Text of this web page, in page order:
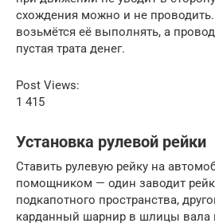
схождения можно и не
возьмётся её выполнять, а
пустая трата денег.
Post Views:
1 415
Установка рулевой рейки
Ставить рулевую рейку на
помощником — один заводит
подкапотного пространства,
карданный шарнир в шлицы вала